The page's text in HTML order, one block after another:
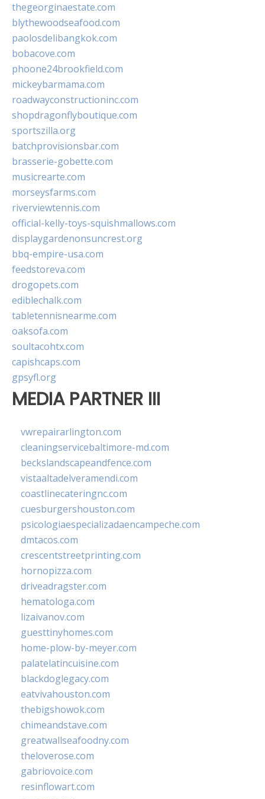
thegeorginaestate.com
blythewoodseafood.com
paolosdelibangkok.com
bobacove.com
phoone24brookfield.com
mickeybarmama.com
roadwayconstructioninc.com
shopdragonflyboutique.com
sportszilla.org
batchprovisionsbar.com
brasserie-gobette.com
musicrearte.com
morseysfarms.com
riverviewtennis.com
official-kelly-toys-squishmallows.com
displaygardenonsuncrest.org
bbq-empire-usa.com
feedstoreva.com
drogopets.com
ediblechalk.com
tabletennisnearme.com
oaksofa.com
soultacohtx.com
capishcaps.com
gpsyfl.org
MEDIA PARTNER III
vwrepairarlington.com
cleaningservicebaltimore-md.com
beckslandscapeandfence.com
vistaaltadelveramendi.com
coastlinecateringnc.com
cuesburgershouston.com
psicologiaespecializadaencampeche.com
dmtacos.com
crescentstreetprinting.com
hornopizza.com
driveadragster.com
hematologa.com
lizaivanov.com
guesttinyhomes.com
home-plow-by-meyer.com
palatelatincuisine.com
blackdoglegacy.com
eatvivahouston.com
thebigshowok.com
chimeandstave.com
greatwallseafoodny.com
theloverose.com
gabriovoice.com
resinflowart.com